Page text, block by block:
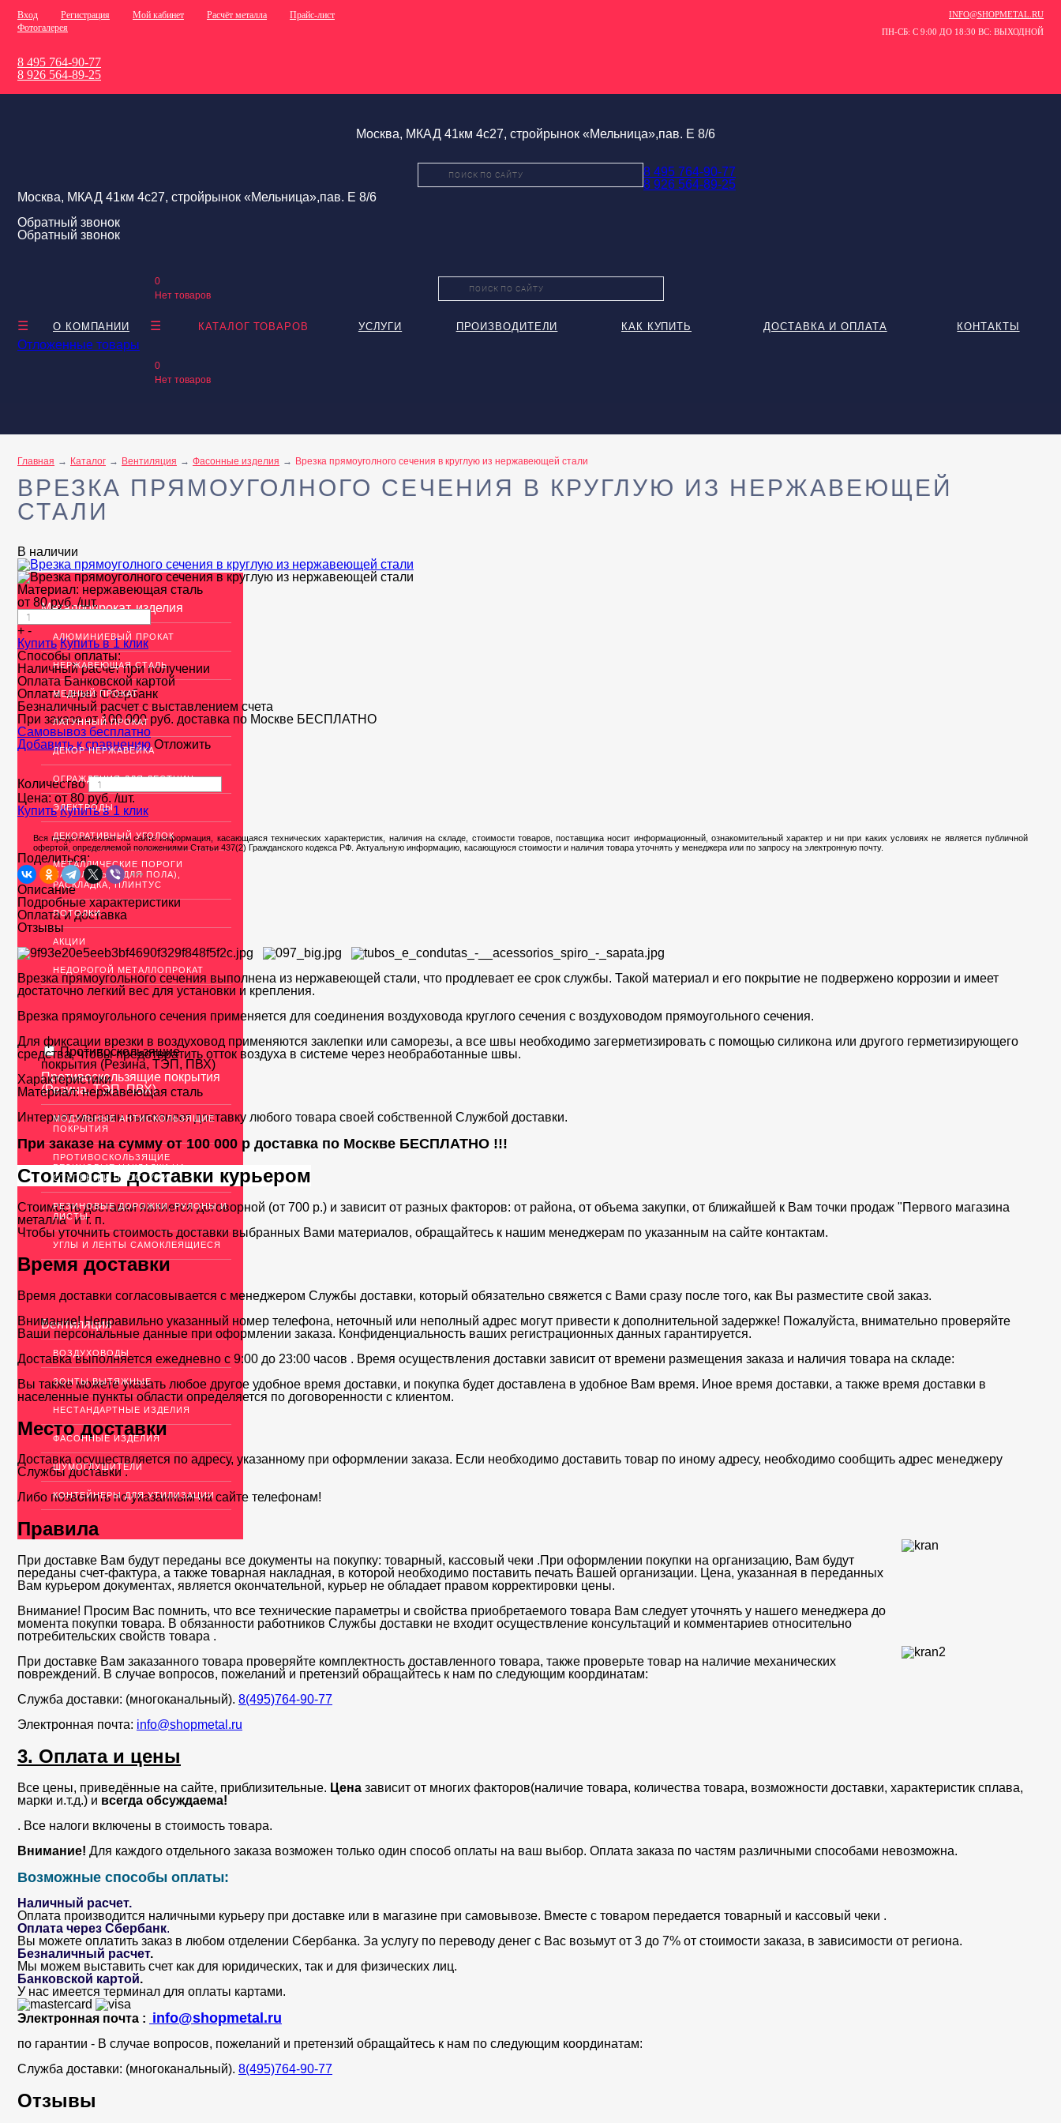
Вход Регистрация Мой кабинет Расчёт металла
Прайс-лист
Фотогалерея
INFO@SHOPMETAL.RU
ПН-СБ: С 9:00 ДО 18:30 ВС: ВЫХОДНОЙ
8 495 764-90-77
8 926 564-89-25
Москва, МКАД 41км 4с27, стройрынок «Мельница»,пав. Е 8/6
8 495 764-90-77
8 926 564-89-25
Москва, МКАД 41км 4с27, стройрынок «Мельница»,пав. Е 8/6
Обратный звонок
Обратный звонок
0
Нет товаров
О КОМПАНИИ КАТАЛОГ ТОВАРОВ УСЛУГИ ПРОИЗВОДИТЕЛИ КАК КУПИТЬ ДОСТАВКА И ОПЛАТА КОНТАКТЫ
Отложенные товары
0
Нет товаров
Главная Каталог Вентиляция Фасонные изделия Врезка прямоуголного сечения в круглую из нержавеющей стали
ВРЕЗКА ПРЯМОУГОЛНОГО СЕЧЕНИЯ В КРУГЛУЮ ИЗ НЕРЖАВЕЮЩЕЙ
СТАЛИ
Металлопрокат, изделия
АЛЮМИНИЕВЫЙ ПРОКАТ
НЕРЖАВЕЮЩАЯ СТАЛЬ
МЕДНЫЙ ПРОКАТ
ЛАТУННЫЙ ПРОКАТ
ДЕКОР НЕРЖАВЕЙКА
ОГРАЖДЕНИЯ ДЛЯ ЛЕСТНИЦ
ЭЛЕКТРОДЫ
ДЕКОРАТИВНЫЙ УГОЛОК
МЕТАЛЛИЧЕСКИЕ ПОРОГИ
НАПОЛЬНЫЕ (ДЛЯ ПОЛА),
РАСКЛАДКА, ПЛИНТУС
ПОТОЛКИ
АКЦИИ
НЕДОРОГОЙ МЕТАЛЛОПРОКАТ
Противоскользящие
покрытия (Резина, ТЭП, ПВХ)
Противоскользящие покрытия
(Резина, ТЭП, ПВХ)
МОДУЛЬНЫЕ АНТИСКОЛЬЗЯЩИЕ
ПОКРЫТИЯ
ПРОТИВОСКОЛЬЗЯЩИЕ
РЕЗИНОВЫЕ НАКЛАДКИ НА
СТУПЕНИ И ПРОСТУПИ
РЕЗИНОВЫЕ ДОРОЖКИ, РУЛОНЫ И
ЛИСТЫ
УГЛЫ И ЛЕНТЫ САМОКЛЕЯЩИЕСЯ
Вентиляция
ВОЗДУХОВОДЫ
ЗОНТЫ ВЫТЯЖНЫЕ
НЕСТАНДАРТНЫЕ ИЗДЕЛИЯ
ФАСОННЫЕ ИЗДЕЛИЯ
ШУМОГЛУШИТЕЛИ
КОНТЕЙНЕРЫ ДЛЯ УТИЛИЗАЦИИ
В наличии
Материал: нержавеющая сталь
от 80руб. /шт.
+ -
Купить Купить в 1 клик
Способы оплаты:
Наличный расчет при получении
Оплата Банковской картой
Оплата через Сбербанк
Безналичный расчет с выставлением счета
При заказе от 100 000 руб. доставка по Москве БЕСПЛАТНО
Cамовывоз бесплатно
Добавить к сравнению Отложить
Количество
Цена: от80руб. /шт.
Купить Купить в 1 клик
Вся представленная на сайте информация, касающаяся технических характеристик, наличия на складе, стоимости товаров, поставщика носит информационный, ознакомительный характер и ни при каких условиях не является публичной
офертой, определяемой положениями Статьи 437(2) Гражданского кодекса РФ. Актуальную информацию, касающуюся стоимости и наличия товара уточнять у менеджера или по запросу на электронную почту.
Поделиться:
Описание
Подробные характеристики
Оплата и доставка
Отзывы
Врезка прямоугольного сечения выполнена из нержавеющей стали, что продлевает ее срок службы. Такой материал и его покрытие не подвержено коррозии и имеет
достаточно легкий вес для установки и крепления.
Врезка прямоугольного сечения применяется для соединения воздуховода круглого сечения с воздуховодом прямоугольного сечения.
Для фиксации врезки в воздуховод применяются заклепки или саморезы, а все швы необходимо загерметизировать с помощью силикона или другого герметизирующего
средства, чтобы предотвратить отток воздуха в системе через необработанные швы.
Характеристики
Материал:нержавеющая сталь
Интернет-магазин выполняет доставку любого товара своей собственной Службой доставки.
При заказе на сумму от 100 000 р доставка по Москве БЕСПЛАТНО !!!
Стоимость доставки курьером
Стоимость доставки является договорной (от 700 р.) и зависит от разных факторов: от района, от объема закупки, от ближайшей к Вам точки продаж "Первого магазина
металла" и т. п.
Чтобы уточнить стоимость доставки выбранных Вами материалов, обращайтесь к нашим менеджерам по указанным на сайте контактам.
Время доставки
Время доставки согласовывается с менеджером Службы доставки, который обязательно свяжется с Вами сразу после того, как Вы разместите свой заказ.
Внимание! Неправильно указанный номер телефона, неточный или неполный адрес могут привести к дополнительной задержке! Пожалуйста, внимательно проверяйте
Ваши персональные данные при оформлении заказа. Конфиденциальность ваших регистрационных данных гарантируется.
Доставка выполняется ежедневно с 9:00 до 23:00 часов . Время осуществления доставки зависит от времени размещения заказа и наличия товара на складе:
Вы также можете указать любое другое удобное время доставки, и покупка будет доставлена в удобное Вам время. Иное время доставки, а также время доставки в
населенные пункты области определяется по договоренности с клиентом.
Место доставки
Доставка осуществляется по адресу, указанному при оформлении заказа. Если необходимо доставить товар по иному адресу, необходимо сообщить адрес менеджеру
Службы доставки .
Либо позвонить по указанным на сайте телефонам!
Правила
При доставке Вам будут переданы все документы на покупку: товарный, кассовый чеки .При оформлении покупки на организацию, Вам будут
переданы счет-фактура, а также товарная накладная, в которой необходимо поставить печать Вашей организации. Цена, указанная в переданных
Вам курьером документах, является окончательной, курьер не обладает правом корректировки цены.
Внимание! Просим Вас помнить, что все технические параметры и свойства приобретаемого товара Вам следует уточнять у нашего менеджера до
момента покупки товара. В обязанности работников Службы доставки не входит осуществление консультаций и комментариев относительно
потребительских свойств товара .
При доставке Вам заказанного товара проверяйте комплектность доставленного товара, также проверьте товар на наличие механических
повреждений. В случае вопросов, пожеланий и претензий обращайтесь к нам по следующим координатам:
Служба доставки: (многоканальный). 8(495)764-90-77
Электронная почта: info@shopmetal.ru
3. Оплата и цены
Все цены, приведённые на сайте, приблизительные. Цена зависит от многих факторов(наличие товара, количества товара, возможности доставки, характеристик сплава,
марки и.т.д.) и всегда обсуждаема!
. Все налоги включены в стоимость товара.
Внимание! Для каждого отдельного заказа возможен только один способ оплаты на ваш выбор. Оплата заказа по частям различными способами невозможна.
Возможные способы оплаты:
Наличный расчет.
Оплата производится наличными курьеру при доставке или в магазине при самовывозе. Вместе с товаром передается товарный и кассовый чеки .
Оплата через Сбербанк.
Вы можете оплатить заказ в любом отделении Сбербанка. За услугу по переводу денег с Вас возьмут от 3 до 7% от стоимости заказа, в зависимости от региона.
Безналичный расчет.
Мы можем выставить счет как для юридических, так и для физических лиц.
Банковской картой.
У нас имеется терминал для оплаты картами.
Электронная почта : info@shopmetal.ru
по гарантии - В случае вопросов, пожеланий и претензий обращайтесь к нам по следующим координатам:
Служба доставки: (многоканальный). 8(495)764-90-77
Отзывы